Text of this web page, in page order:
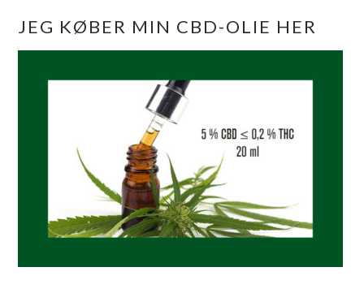
JEG KØBER MIN CBD-OLIE HER